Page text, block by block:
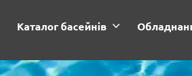
Каталог басейнів